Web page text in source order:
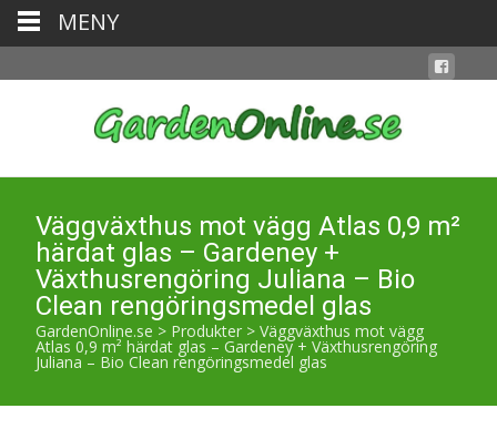
Väggväxthus mot vägg Atlas 0,9 m²
härdat glas – Gardeney +
Växthusrengöring Juliana – Bio
Clean rengöringsmedel glas
GardenOnline.se > Produkter > Väggväxthus mot vägg
Atlas 0,9 m² härdat glas – Gardeney + Växthusrengöring
Juliana – Bio Clean rengöringsmedel glas
MENY